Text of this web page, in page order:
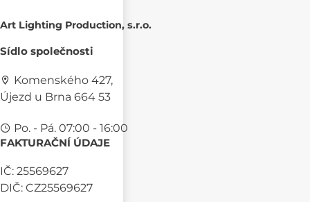
Art Lighting Production, s.r.o.
Sídlo společnosti
Komenského 427,
Újezd u Brna 664 53
Po. - Pá. 07:00 - 16:00
FAKTURAČNÍ ÚDAJE
IČ: 25569627
DIČ: CZ25569627